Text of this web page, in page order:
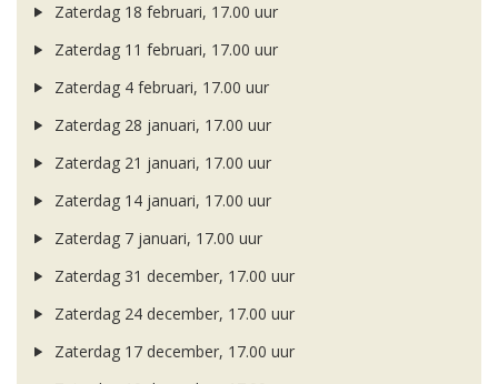
Zaterdag 18 februari, 17.00 uur
Zaterdag 11 februari, 17.00 uur
Zaterdag 4 februari, 17.00 uur
Zaterdag 28 januari, 17.00 uur
Zaterdag 21 januari, 17.00 uur
Zaterdag 14 januari, 17.00 uur
Zaterdag 7 januari, 17.00 uur
Zaterdag 31 december, 17.00 uur
Zaterdag 24 december, 17.00 uur
Zaterdag 17 december, 17.00 uur